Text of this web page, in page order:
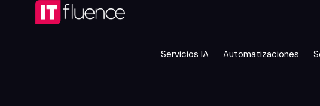
Servicios IA Automatizaciones